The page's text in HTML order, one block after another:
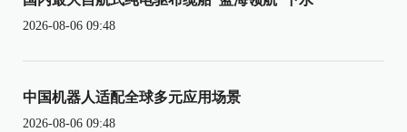
2026-08-06 09:48
中国机器人适配全球多元应用场景
2026-08-06 09:48